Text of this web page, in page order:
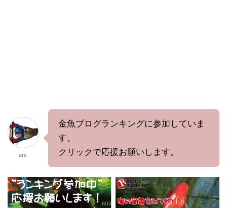
ore
金魚ブログランキングに参加していま
す。
クリックで応援お願いします。